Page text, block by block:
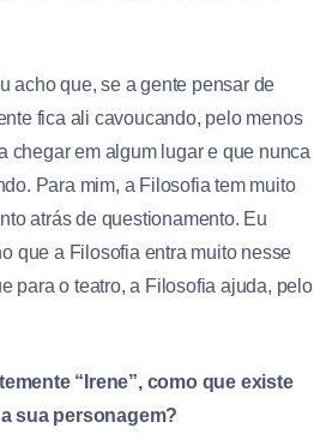
acho que, se a gente pensar de
fica ali cavoucando, pelo menos
chegar em algum lugar e que nunca
Para mim, a Filosofia tem muito
atrás de questionamento. Eu
que a Filosofia entra muito nesse
para o teatro, a Filosofia ajuda, pelo
“Irene”, como que existe
sua personagem?